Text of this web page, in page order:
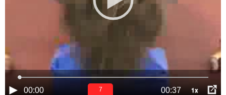
00:00 00:37 1x
6